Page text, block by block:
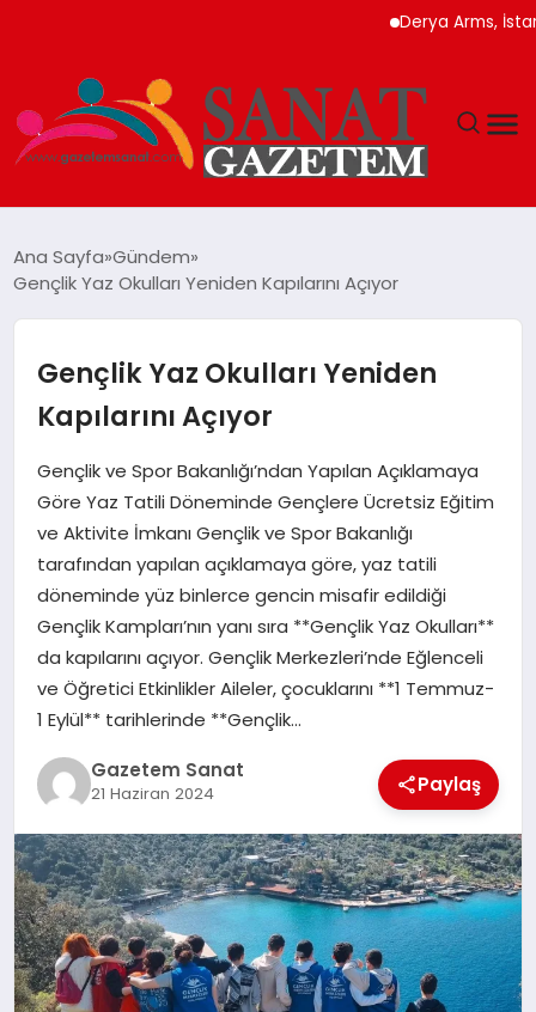
Derya Arms, İstanbul
TEKNOLOJI
SIYASET
SPOR
YAŞAM
EKONOMI
SAĞLIK
DÜNYA
EĞITIM
Ana Sayfa Gündem
Gençlik Yaz Okulları Yeniden Kapılarını Açıyor
Gençlik Yaz Okulları Yeniden
Kapılarını Açıyor
Gençlik ve Spor Bakanlığı’ndan Yapılan Açıklamaya
Göre Yaz Tatili Döneminde Gençlere Ücretsiz Eğitim
ve Aktivite İmkanı Gençlik ve Spor Bakanlığı
tarafından yapılan açıklamaya göre, yaz tatili
döneminde yüz binlerce gencin misafir edildiği
Gençlik Kampları’nın yanı sıra **Gençlik Yaz Okulları**
da kapılarını açıyor. Gençlik Merkezleri’nde Eğlenceli
ve Öğretici Etkinlikler Aileler, çocuklarını **1 Temmuz-
1 Eylül** tarihlerinde **Gençlik…
Gazetem Sanat
21 Haziran 2024 Paylaş